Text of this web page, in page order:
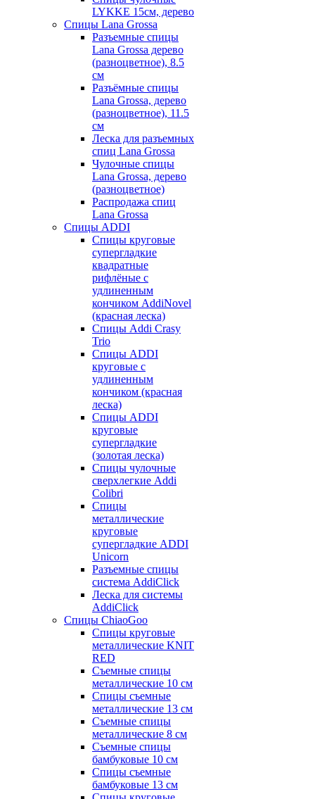
LYKKE 15см, дерево
Спицы Lana Grossa
Разъемные спицы
Lana Grossa дерево
(разноцветное), 8.5
см
Разъёмные спицы
Lana Grossa, дерево
(разноцветное), 11.5
см
Леска для разъемных
спиц Lana Grossa
Чулочные спицы
Lana Grossa, дерево
(разноцветное)
Распродажа спиц
Lana Grossa
Спицы ADDI
Спицы круговые
супергладкие
квадратные
рифлёные с
удлиненным
кончиком AddiNovel
(красная леска)
Спицы Addi Crasy
Trio
Спицы ADDI
круговые с
удлиненным
кончиком (красная
леска)
Спицы ADDI
круговые
супергладкие
(золотая леска)
Спицы чулочные
сверхлегкие Addi
Colibri
Спицы
металлические
круговые
супергладкие ADDI
Unicorn
Разъемные спицы
система AddiClick
Леска для системы
AddiClick
Спицы ChiaoGoo
Спицы круговые
металлические KNIT
RED
Съемные спицы
металлические 10 см
Спицы съемные
металлические 13 см
Съемные спицы
металлические 8 см
Съемные спицы
бамбуковые 10 см
Спицы съемные
бамбуковые 13 см